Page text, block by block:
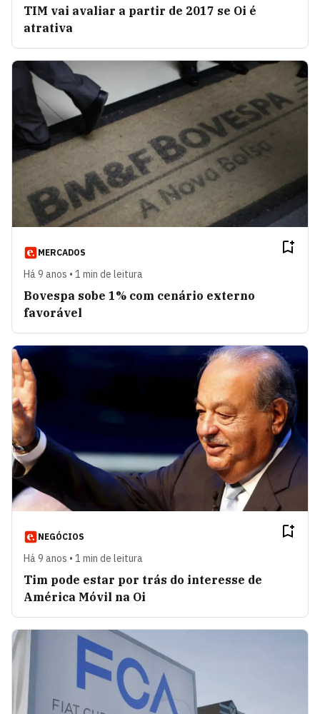
TIM vai avaliar a partir de 2017 se Oi é
atrativa
MERCADOS
Há 9 anos • 1 min de leitura
Bovespa sobe 1% com cenário externo
favorável
NEGÓCIOS
Há 9 anos • 1 min de leitura
Tim pode estar por trás do interesse de
América Móvil na Oi